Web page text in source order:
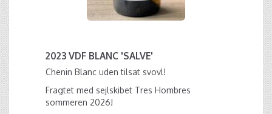
2023 VDF BLANC 'SALVE'
Chenin Blanc uden tilsat svovl!
Fragtet med sejlskibet Tres Hombres
sommeren 2026!